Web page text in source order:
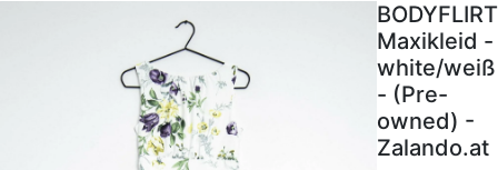
BODYFLIRT
Maxikleid -
white/weiß
- (Pre-
owned) -
Zalando.at